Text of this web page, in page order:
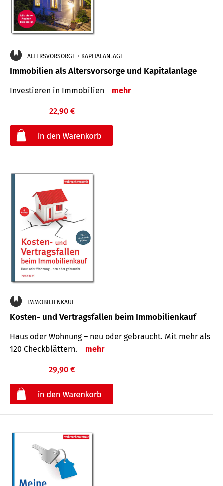
ALTERSVORSORGE + KAPITALANLAGE
Immobilien als Altersvorsorge und Kapitalanlage
Investieren in Immobilien mehr
22,90 €
IMMOBILIENKAUF
Kosten- und Vertragsfallen beim Immobilienkauf
Haus oder Wohnung – neu oder gebraucht. Mit mehr als
120 Check­blättern.
mehr
29,90 €